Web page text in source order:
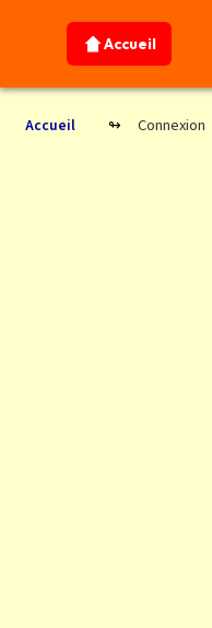
Accueil
Accueil Connexion
Accueil